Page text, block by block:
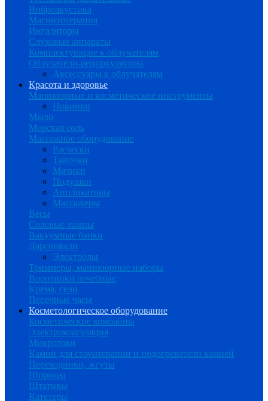
Виброакустика
Магнитотерапия
Ингаляторы
Слуховые аппараты
Комплектующие к облучателям
Облучатели-рециркуляторы
Аксессуары к облучателям
Красота и здоровье
Маникюрные и косметические инструменты
Новинки
Мыло
Морская соль
Массажное оборудование
Расчески
Тапочки
Мячики
Подушки
Аппликаторы
Массажеры
Весы
Солевые лампы
Вакуумные банки
Дарсонвали
Электроды
Триммеры, маникюрные наборы
Воротники лечебные
Крема, гели
Песочные часы
Косметологическое оборудование
Косметические комбайны
Электрокоагуляция
Микротоки
Камни для стоунтерапии и подогреватели камней
Переходники, жгуты
Шприцы
Штативы
Катетеры